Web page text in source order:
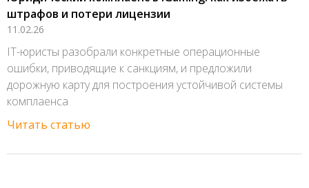
штрафов и потери лицензии
11.02.26
IT-юристы разобрали конкретные операционные
ошибки, приводящие к санкциям, и предложили
дорожную карту для построения устойчивой системы
комплаенса
Читать статью